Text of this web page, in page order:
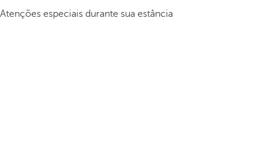
Atenções especiais durante sua estância